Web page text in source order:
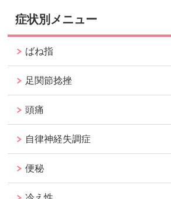
症状別メニュー
ばね指
足関節捻挫
頭痛
自律神経失調症
便秘